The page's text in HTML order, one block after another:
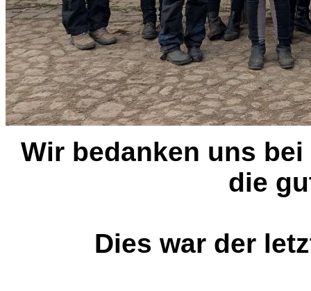
Wir bedanken uns
die
Dies war der